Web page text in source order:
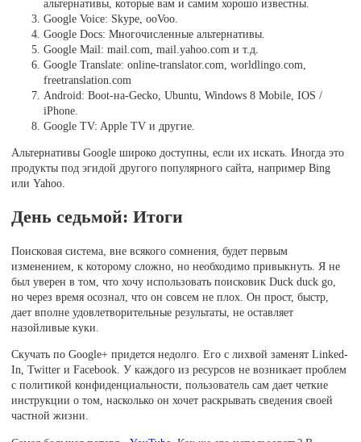
альтернативы, которые вам и самим хорошо известны.
Google Voice: Skype, ooVoo.
Google Docs: Многочисленные альтернативы.
Google Mail: mail.com, mail.yahoo.com и т.д.
Google Translate: online-translator.com, worldlingo.com,
freetranslation.com
Android: Boot-на-Gecko, Ubuntu, Windows 8 Mobile, IOS /
iPhone.
Google TV: Apple TV и другие.
Альтернативы Google широко доступны, если их искать. Иногда это
продукты под эгидой другого популярного сайта, например Bing
или Yahoo.
День седьмой: Итоги
Поисковая система, вне всякого сомнения, будет первым
изменением, к которому сложно, но необходимо привыкнуть. Я не
был уверен в том, что хочу использовать поисковик Duck duck go,
но через время осознал, что он совсем не плох. Он прост, быстр,
дает вполне удовлетворительные результаты, не оставляет
назойливые куки.
Скучать по Google+ придется недолго. Его с лихвой заменят Linked-
In, Twitter и Facebook. У каждого из ресурсов не возникает проблем
с политикой конфиденциальности, пользователь сам дает четкие
инструкции о том, насколько он хочет раскрывать сведения своей
частной жизни.